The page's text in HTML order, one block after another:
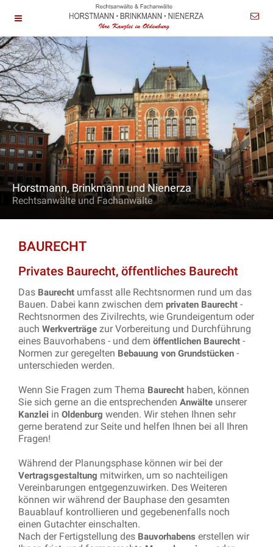
Horstmann, Brinkmann und Nienerza
Rechtsanwälte und Fachanwälte
BAURECHT
Privates Baurecht, öffentliches Baurecht
Das Baurecht umfasst alle Rechtsnormen rund um das
Bauen. Dabei kann zwischen dem privaten Baurecht -
Rechtsnormen des Zivilrechts, wie Grundeigentum oder
auch Werkverträge zur Vorbereitung und Durchführung
eines Bauvorhabens - und dem öffentlichen Baurecht -
Normen zur geregelten Bebauung von Grundstücken -
unterschieden werden.
Wenn Sie Fragen zum Thema Baurecht haben, können
Sie sich gerne an die entsprechenden Anwälte unserer
Kanzlei in Oldenburg wenden. Wir stehen Ihnen sehr
gerne beratend zur Seite und helfen Ihnen bei all Ihren
Fragen!
Während der Planungsphase können wir bei der
Vertragsgestaltung mitwirken, um so nachteiligen
Vereinbarungen entgegenzuwirken. Des Weiteren
können wir während der Bauphase den gesamten
Bauablauf kontrollieren und gegebenenfalls noch
einen Gutachter einschalten.
Nach der Fertigstellung des Bauvorhabens erstellen wir